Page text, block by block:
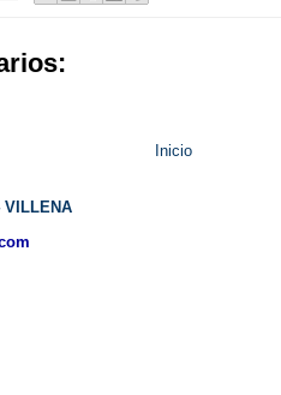
Inicio
VILLENA